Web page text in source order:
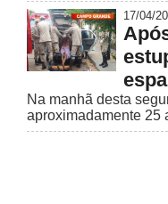
17/04/
Na manhã desta
aproximadamente 25